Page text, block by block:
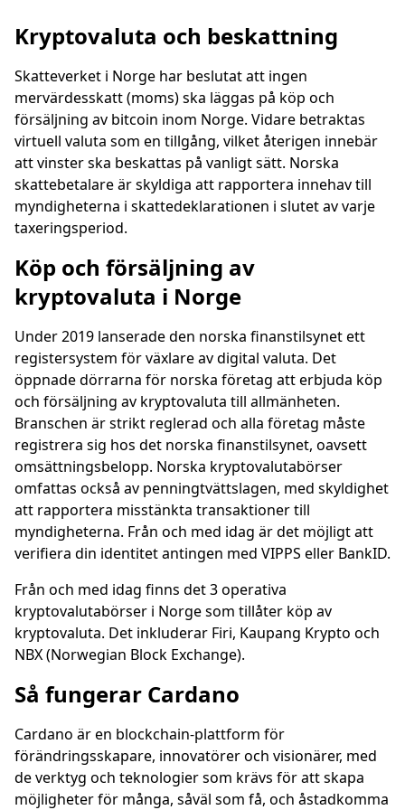
Kryptovaluta och beskattning
Skatteverket i Norge har beslutat att ingen
mervärdesskatt (moms) ska läggas på köp och
försäljning av bitcoin inom Norge. Vidare betraktas
virtuell valuta som en tillgång, vilket återigen innebär
att vinster ska beskattas på vanligt sätt. Norska
skattebetalare är skyldiga att rapportera innehav till
myndigheterna i skattedeklarationen i slutet av varje
taxeringsperiod.
Köp och försäljning av
kryptovaluta i Norge
Under 2019 lanserade den norska finanstilsynet ett
registersystem för växlare av digital valuta. Det
öppnade dörrarna för norska företag att erbjuda köp
och försäljning av kryptovaluta till allmänheten.
Branschen är strikt reglerad och alla företag måste
registrera sig hos det norska finanstilsynet, oavsett
omsättningsbelopp. Norska kryptovalutabörser
omfattas också av penningtvättslagen, med skyldighet
att rapportera misstänkta transaktioner till
myndigheterna. Från och med idag är det möjligt att
verifiera din identitet antingen med VIPPS eller BankID.
Från och med idag finns det 3 operativa
kryptovalutabörser i Norge som tillåter köp av
kryptovaluta. Det inkluderar Firi, Kaupang Krypto och
NBX (Norwegian Block Exchange).
Så fungerar Cardano
Cardano är en blockchain-plattform för
förändringsskapare, innovatörer och visionärer, med
de verktyg och teknologier som krävs för att skapa
möjligheter för många, såväl som få, och åstadkomma